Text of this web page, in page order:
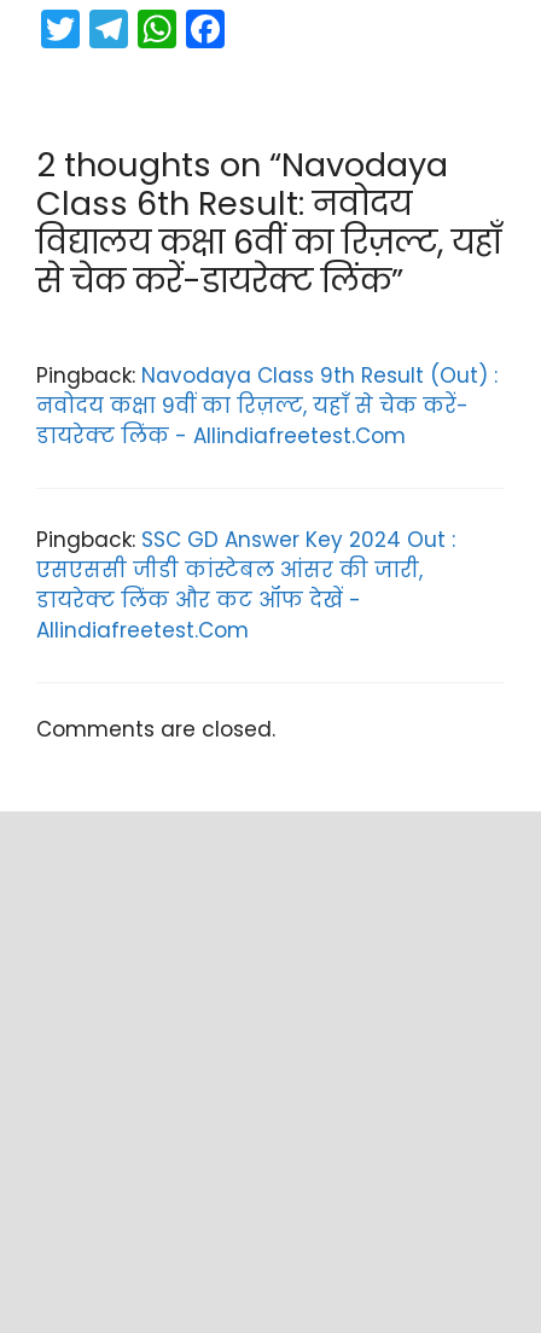
T
w
er
T
el
gr
a
m
W
h
ts
A
p
p
e
b
o
o
k
2 thoughts on “Navodaya
Class 6th Result: नवोदय
विद्यालय कक्षा 6वीं का रिज़ल्ट, यहाँ
से चेक करें-डायरेक्ट लिंक”
Pingback: Navodaya Class 9th Result (Out) :
नवोदय कक्षा 9वीं का रिज़ल्ट, यहाँ से चेक करें-
डायरेक्ट लिंक - Allindiafreetest.Com
Pingback: SSC GD Answer Key 2024 Out :
एसएससी जीडी कांस्टेबल आंसर की जारी,
डायरेक्ट लिंक और कट ऑफ देखें -
Allindiafreetest.Com
Comments are closed.